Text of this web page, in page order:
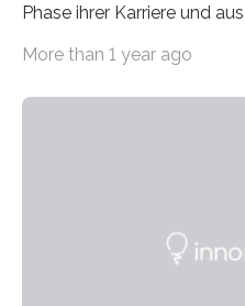
Phase ihrer Karriere und
Leben gerufen, um die
Foundation, des BIAL
More than 1 year ago